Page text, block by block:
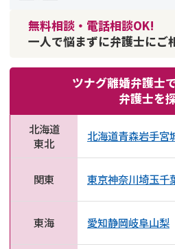
無料相談・電話相談OK!
一人で悩まずに弁護士にご
ツナグ離婚弁護士
弁護士を
北海道
東北
北海道青森岩手宮
関東 東京神奈川埼玉千
東海 愛知静岡岐阜山梨